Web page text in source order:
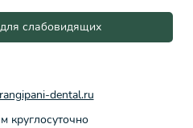
слабовидящих
dental.ru
круглосуточно